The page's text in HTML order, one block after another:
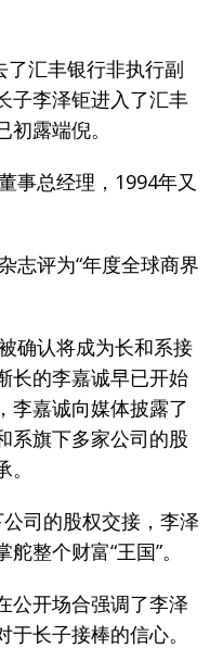
了汇丰银行非执行副
子李泽钜进入了汇丰
露端倪。
事总经理，1994年又
志评为“年度全球商界
确认将成为长和系接
长的李嘉诚早已开始
李嘉诚向媒体披露了
系旗下多家公司的股
司的股权交接，李泽
整个财富“王国”。
公开场合强调了李泽
长子接棒的信心。